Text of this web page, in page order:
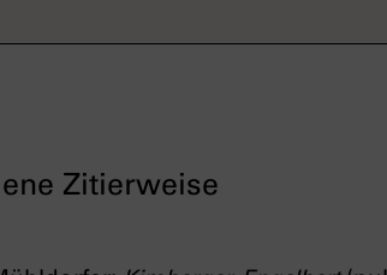
Zitierweise